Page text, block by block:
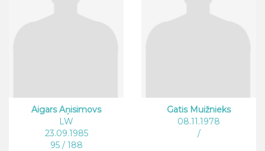
Aigars Aņisimovs
LW
23.09.1985
95 / 188
Gatis Muižnieks
08.11.1978
/